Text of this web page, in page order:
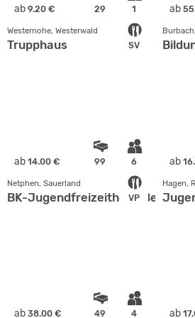
ab 9.20 € 29 1
SV
Westernohe, Westerwald
Trupphaus
ab
ab 14.00 € 99 6
VP
Netphen, Sauerland
BK-Jugendfreizeitheim
ab
Hagen,
ab 38.00 € 49 4 ab